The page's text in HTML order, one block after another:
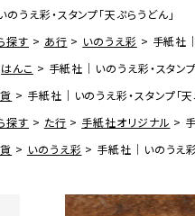
うえ彩・スタンプ「天ぷらうどん」
探す あ行 いのうえ彩
手紙社
はんこ
手紙社｜いのうえ彩・スタンプ
手紙社｜いのうえ彩・スタンプ「天
探す た行 手紙社オリジナル
いのうえ彩 手紙社｜いのうえ彩